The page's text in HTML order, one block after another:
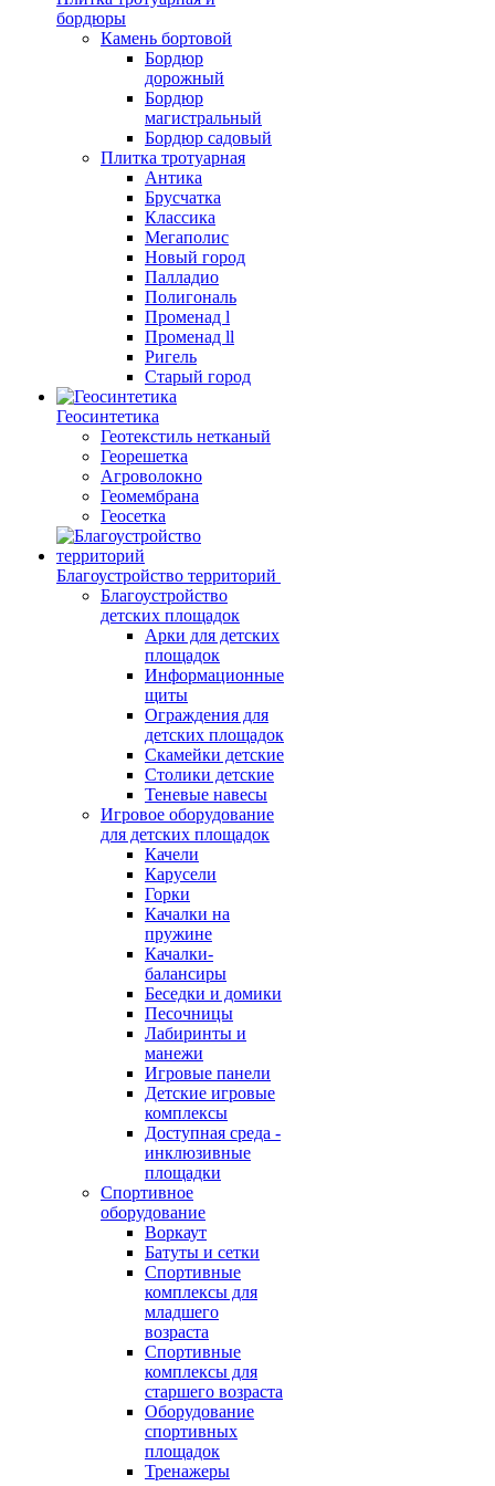
бордюры
Камень бортовой
Бордюр
дорожный
Бордюр
магистральный
Бордюр садовый
Плитка тротуарная
Антика
Брусчатка
Классика
Мегаполис
Новый город
Палладио
Полигональ
Променад l
Променад ll
Ригель
Старый город
Геосинтетика
Геотекстиль нетканый
Георешетка
Агроволокно
Геомембрана
Геосетка
Благоустройство территорий
Благоустройство
детских площадок
Арки для детских
площадок
Информационные
щиты
Ограждения для
детских площадок
Скамейки детские
Столики детские
Теневые навесы
Игровое оборудование
для детских площадок
Качели
Карусели
Горки
Качалки на
пружине
Качалки-
балансиры
Беседки и домики
Песочницы
Лабиринты и
манежи
Игровые панели
Детские игровые
комплексы
Доступная среда -
инклюзивные
площадки
Спортивное
оборудование
Воркаут
Батуты и сетки
Спортивные
комплексы для
младшего
возраста
Спортивные
комплексы для
старшего возраста
Оборудование
спортивных
площадок
Тренажеры